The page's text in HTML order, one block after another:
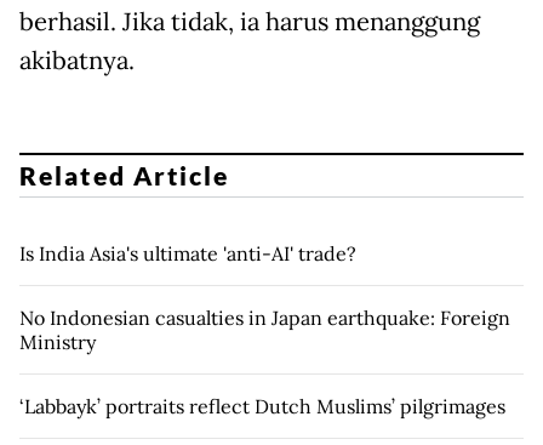
berhasil. Jika tidak, ia harus menanggung
akibatnya.
Related Article
Is India Asia's ultimate 'anti-AI' trade?
No Indonesian casualties in Japan earthquake: Foreign
Ministry
‘Labbayk’ portraits reflect Dutch Muslims’ pilgrimages